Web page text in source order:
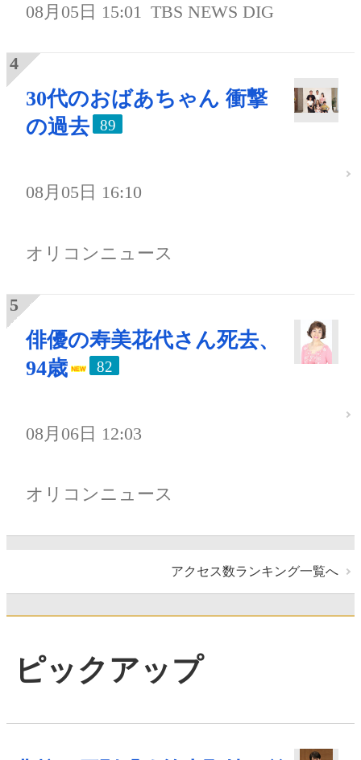
08月05日 15:01 TBS NEWS DIG
30代のおばあちゃん 衝撃
の過去
89
08月05日 16:10
オリコンニュース
俳優の寿美花代さん死去、
94歳
82
08月06日 12:03
オリコンニュース
アクセス数ランキング一覧へ
ピックアップ